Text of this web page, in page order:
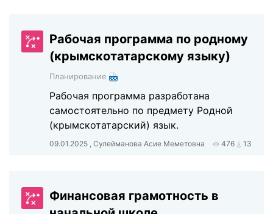
Рабочая программа по родному
(крымскотатарскому языку)
Планирование
Рабочая программа разработана
самостоятельно по предмету Родной
(крымскотатарский) язык.
09.01.2025 , Сулейманова Асие Меметовна 476 13
Финансовая грамотность в